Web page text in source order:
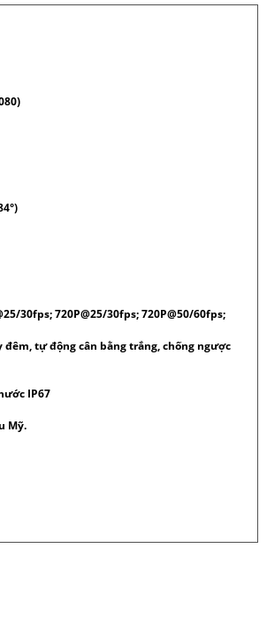
30fps; 720P@25/30fps; 720P@50/60fps;
đêm, tự động cân bằng trắng, chống ngược
IP67
Mỹ.